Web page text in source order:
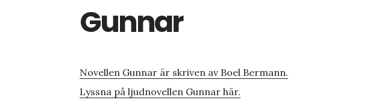
Gunnar
Novellen Gunnar är skriven av Boel Bermann.
Lyssna på ljudnovellen Gunnar här.